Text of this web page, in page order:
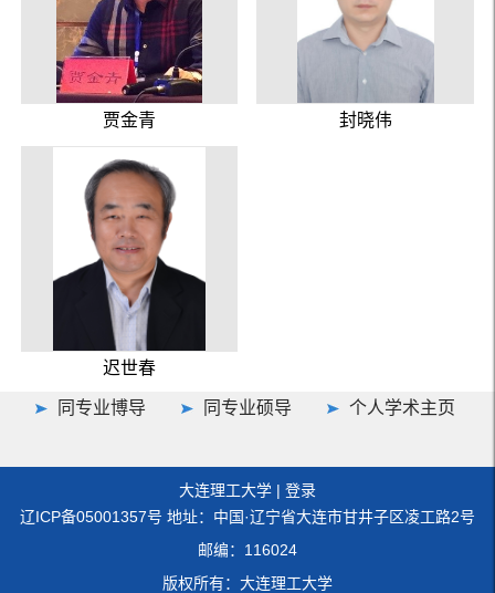
贾金青 封晓伟
迟世春
同专业博导 同专业硕导 个人学术主页
大连理工大学 | 登录
辽ICP备05001357号 地址：中国·辽宁省大连市甘井子区凌工路2号
邮编：116024
版权所有：大连理工大学